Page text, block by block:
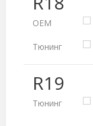
ОЕМ
Тюнинг
R19
Тюнинг